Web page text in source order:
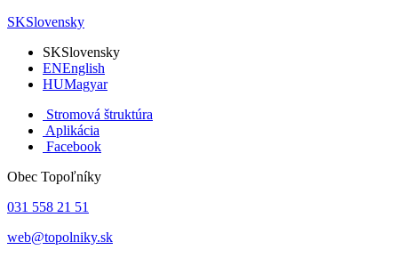
SKSlovensky
SKSlovensky
ENEnglish
HUMagyar
Stromová štruktúra
Aplikácia
Facebook
Obec Topoľníky
031 558 21 51
web@topolniky.sk